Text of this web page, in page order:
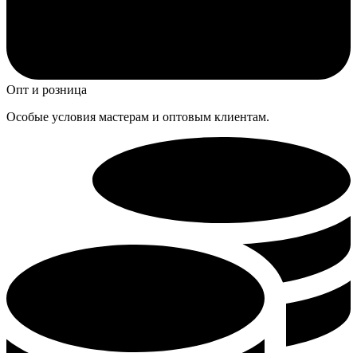
Опт и розница
Особые условия мастерам и оптовым клиентам.